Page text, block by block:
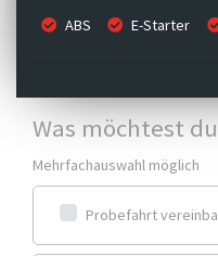
ABS
E-Starter
Was möchtest
Mehrfachauswahl möglich
Probefahrt